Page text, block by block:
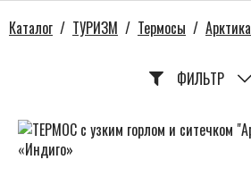
Каталог / ТУРИЗМ / Термосы / Арктика
ФИЛЬТР